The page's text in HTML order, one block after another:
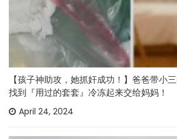
【孩子神助攻，她抓奸成功！】爸爸带小
找到『用过的套套』冷冻起来交给妈妈！
April 24, 2024